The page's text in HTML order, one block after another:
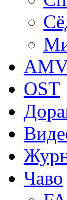
OST
Чаво